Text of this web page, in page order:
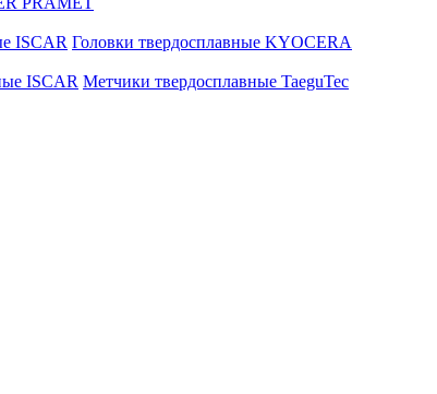
ISCAR Головки твердосплавные KYOCERA
ISCAR Метчики твердосплавные TaeguTec